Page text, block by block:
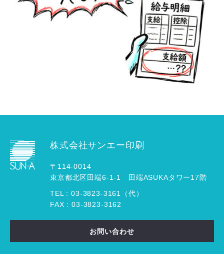
株式会社サンエー印刷
〒114-0014
東京都北区田端6-1-1 田端ASUKAタワー17階
TEL :03-3823-3161（代）
FAX : 03-3823-3162
お問い合わせ